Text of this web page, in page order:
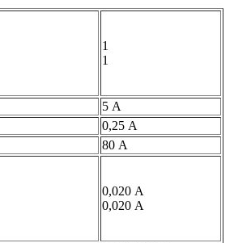
1
1
5 А
0,25 А
80 А
0,020 А
0,020 А